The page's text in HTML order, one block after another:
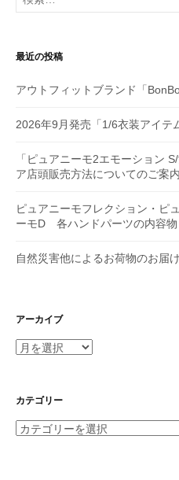
索:
最近の投稿
アウトフィットブランド「
2026年9月発売「1/6衣装アイテ
「ピュアニーモ2エモーション
ア店頭販売方法についてのご案内
ピュアニーモフレクション・ピ
ーモD 各ハンドパーツの内容
自然災害他によるお荷物のお届
アーカイブ
ア
イ
カテゴリー
カ